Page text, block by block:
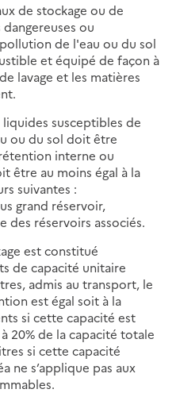
de stockage ou de
ou
de l'eau ou du sol
et équipé de façon à
lavage et les matières
susceptibles de
ou du sol doit être
interne ou
être au moins égal à la
suivantes :
grand réservoir,
des réservoirs associés.
est constitué
de capacité unitaire
admis au transport, le
est égal soit à la
si cette capacité est
20% de la capacité totale
si cette capacité
ne s’applique pas aux